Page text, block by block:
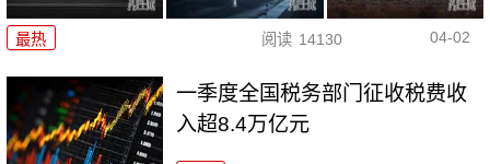
最热 阅读 14130 04-02
一季度全国税务部门征收税费收
入超8.4万亿元